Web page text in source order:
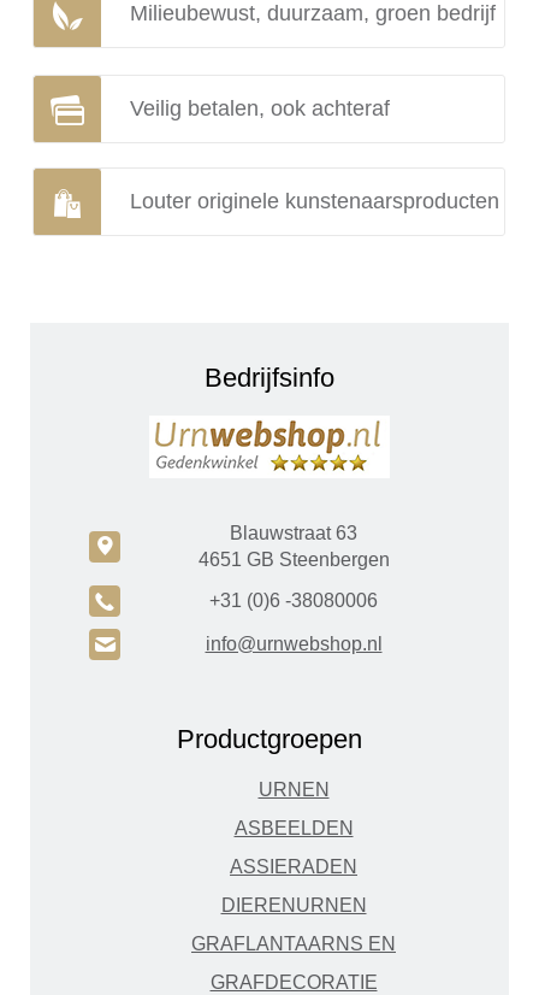
Milieubewust, duurzaam, groen bedrijf
Veilig betalen, ook achteraf
Louter originele kunstenaarsproducten
Bedrijfsinfo
c
Blauwstraat 63
4651 GB Steenbergen
A +31 (0)6 -38080006
H info@urnwebshop.nl
Productgroepen
URNEN
ASBEELDEN
ASSIERADEN
DIERENURNEN
GRAFLANTAARNS EN
GRAFDECORATIE